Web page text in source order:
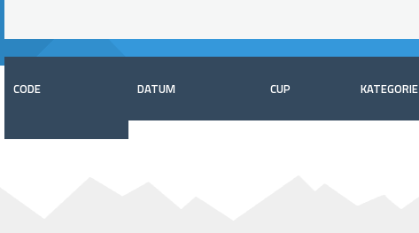
CODE DATUM CUP KATEGORIE